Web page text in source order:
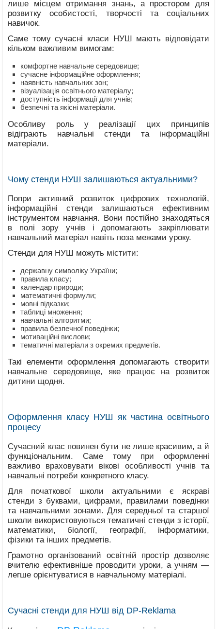
лише місцем отримання знань, а простором для
розвитку особистості, творчості та соціальних
навичок.
Саме тому сучасні класи НУШ мають відповідати
кільком важливим вимогам:
комфортне навчальне середовище;
сучасне інформаційне оформлення;
наявність навчальних зон;
візуалізація освітнього матеріалу;
доступність інформації для учнів;
безпечні та якісні матеріали.
Особливу роль у реалізації цих принципів
відіграють навчальні стенди та інформаційні
матеріали.
Чому стенди НУШ залишаються актуальними?
Попри активний розвиток цифрових технологій,
інформаційні стенди залишаються ефективним
інструментом навчання. Вони постійно знаходяться
в полі зору учнів і допомагають закріплювати
навчальний матеріал навіть поза межами уроку.
Стенди для НУШ можуть містити:
державну символіку України;
правила класу;
календар природи;
математичні формули;
мовні підказки;
таблиці множення;
навчальні алгоритми;
правила безпечної поведінки;
мотиваційні вислови;
тематичні матеріали з окремих предметів.
Такі елементи оформлення допомагають створити
навчальне середовище, яке працює на розвиток
дитини щодня.
Оформлення класу НУШ як частина освітнього
процесу
Сучасний клас повинен бути не лише красивим, а й
функціональним. Саме тому при оформленні
важливо враховувати вікові особливості учнів та
навчальні потреби конкретного класу.
Для початкової школи актуальними є яскраві
стенди з буквами, цифрами, правилами поведінки
та навчальними зонами. Для середньої та старшої
школи використовуються тематичні стенди з історії,
математики, біології, географії, інформатики,
фізики та інших предметів.
Грамотно організований освітній простір дозволяє
вчителю ефективніше проводити уроки, а учням —
легше орієнтуватися в навчальному матеріалі.
Сучасні стенди для НУШ від DP-Reklama